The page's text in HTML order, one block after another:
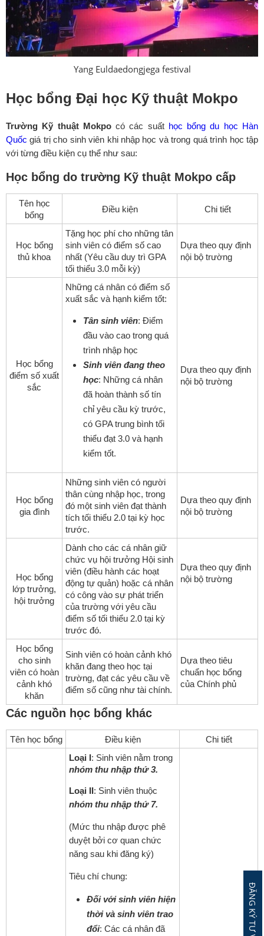
Yang Euldaedongjega festival
Học bổng Đại học Kỹ thuật Mokpo
Trường Kỹ thuật Mokpocó các suất học bổng du học Hàn
Quốc giá trị cho sinh viên khi nhập học và trong quá trình học tập
với từng điều kiện cụ thể như sau:
Học bổng do trường Kỹ thuật Mokpo cấp
Tên học
bổng
Điều kiện Chi tiết
Học bổng
thủ khoa
Tặng học phí cho những tân
sinh viên có điểm số cao
nhất (Yêu cầu duy trì GPA
tối thiểu 3.0 mỗi kỳ)
Dựa theo quy định
nội bộ trường
Học bổng
điểm số xuất
sắc
Những cá nhân có điểm số
xuất sắc và hạnh kiểm tốt:
Tân sinh viên: Điểm
đầu vào cao trong quá
trình nhập học
Sinh viên đang theo
học: Những cá nhân
đã hoàn thành số tín
chỉ yêu cầu kỳ trước,
có GPA trung bình tối
thiểu đạt 3.0 và hạnh
kiểm tốt.
Dựa theo quy định
nội bộ trường
Học bổng
gia đình
Những sinh viên có người
thân cùng nhập học, trong
đó một sinh viên đạt thành
tích tối thiểu 2.0 tại kỳ học
trước.
Dựa theo quy định
nội bộ trường
Học bổng
lớp trưởng,
hội trưởng
Dành cho các cá nhân giữ
chức vụ hội trưởng Hội sinh
viên (điều hành các hoạt
động tự quản) hoặc cá nhân
có công vào sự phát triển
của trường với yêu cầu
điểm số tối thiểu 2.0 tại kỳ
trước đó.
Dựa theo quy định
nội bộ trường
Học bổng
cho sinh
viên có hoàn
cảnh khó
khăn
Sinh viên có hoàn cảnh khó
khăn đang theo học tại
trường, đạt các yêu cầu về
điểm số cũng như tài chính.
Dựa theo tiêu
chuẩn học bổng
của Chính phủ
Các nguồn học bổng khác
Tên học bổng Điều kiện
Chi tiết
Loại I: Sinh viên nằm trong
nhóm thu nhập thứ 3.
Loại II: Sinh viên thuộc
nhóm thu nhập thứ 7.
(Mức thu nhập được phê
duyệt bởi cơ quan chức
năng sau khi đăng ký)
Tiêu chí chung:
Đối với sinh viên hiện
thời và sinh viên trao
đổi: Các cá nhân đã